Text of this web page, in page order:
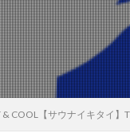
& COOL【サウナイキタイ】